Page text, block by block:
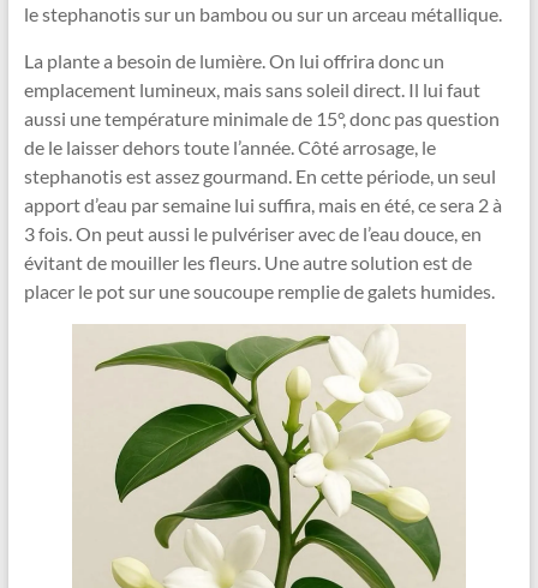
le stephanotis sur un bambou ou sur un arceau métallique.
La plante a besoin de lumière. On lui offrira donc un
emplacement lumineux, mais sans soleil direct. Il lui faut
aussi une température minimale de 15°, donc pas question
de le laisser dehors toute l’année. Côté arrosage, le
stephanotis est assez gourmand. En cette période, un seul
apport d’eau par semaine lui suffira, mais en été, ce sera 2 à
3 fois. On peut aussi le pulvériser avec de l’eau douce, en
évitant de mouiller les fleurs. Une autre solution est de
placer le pot sur une soucoupe remplie de galets humides.